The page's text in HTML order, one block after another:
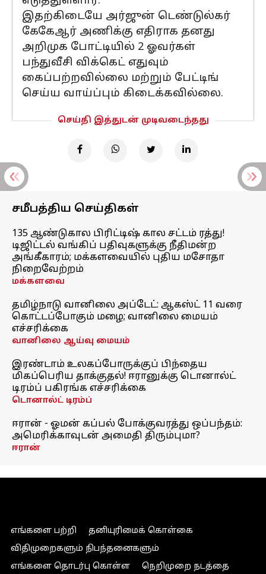
இதற்கிடையே அர்ஜுன் டெண்டுல்கர்
கேகேஆர் அணிக்கு எதிராக தனது
அறிமுக போட்டியில் 2 ஓவர்கள்
பந்துவீசி விக்கெட் எதுவும்
கைப்பற்றவில்லை மற்றும் பேட்டிங்
செய்ய வாய்ப்பும் கிடைக்கவில்லை.
செய்தி இத்துடன் முடிவடைந்தது
சமீபத்திய செய்திகள்
135 ஆண்டுகால பிரிட்டிஷ் கால சட்டம் ரத்து!
டிஜிட்டல் வங்கிப் பதிவுகளுக்கு நீதிமன்ற
அங்கீகாரம்; மக்களவையில் புதிய மசோதா
நிறைவேற்றம்
மக்களவை
தமிழ்நாடு வானிலை அப்டேட்: ஆகஸ்ட் 11 வரை
கொட்டப்போகும் மழை; வானிலை மையம்
எச்சரிக்கை
வானிலை ஆய்வு மையம்
இரண்டாம் உலகப்போருக்குப் பிந்தைய
மிகப்பெரிய தாக்குதல்! ஈரானுக்கு டொனால்ட்
டிரம்ப் பகிரங்க எச்சரிக்கை
டொனால்ட் டிரம்ப்
ஈரான் - ஓமன் கப்பல் போக்குவரத்து ஒப்பந்தம்:
அமெரிக்காவுடன் அமைதி திரும்புமா?
ஈரான்
எங்களை பற்றி
தனியுரிமைக் கொள்கை
விதிமுறைகளும் நிபந்தனைகளும்
எங்களை தொடர்பு கொள்ள
நெறிமுறை நடத்தை